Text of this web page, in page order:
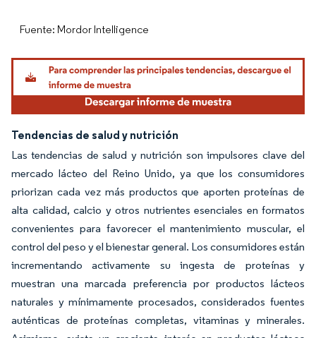
Fuente: Mordor Intelligence
Tendencias de salud y nutrición
Las tendencias de salud y nutrición son impulsores clave del
mercado lácteo del Reino Unido, ya que los consumidores
priorizan cada vez más productos que aporten proteínas de
alta calidad, calcio y otros nutrientes esenciales en formatos
convenientes para favorecer el mantenimiento muscular, el
control del peso y el bienestar general. Los consumidores están
incrementando activamente su ingesta de proteínas y
muestran una marcada preferencia por productos lácteos
naturales y mínimamente procesados, considerados fuentes
auténticas de proteínas completas, vitaminas y minerales.